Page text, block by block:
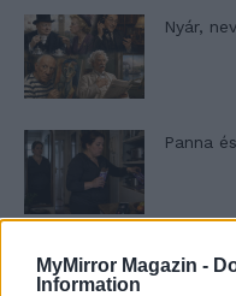
MyMirror Magazin -
Information
Nyár,
Panna